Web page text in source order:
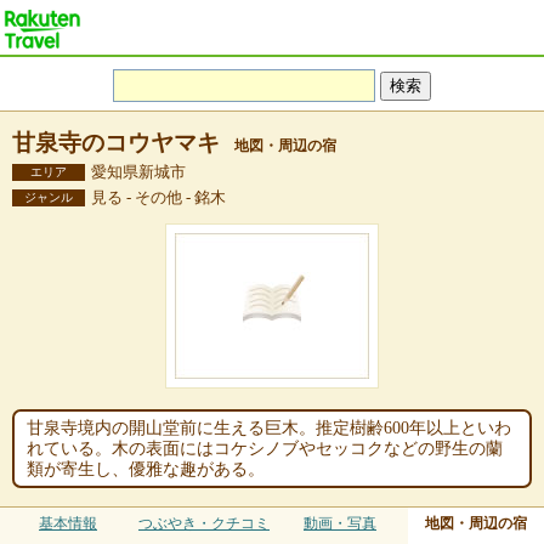
甘泉寺のコウヤマキ 地図・周辺の宿
エリア 愛知県新城市
ジャンル 見る - その他 - 銘木
甘泉寺境内の開山堂前に生える巨木。推定樹齢600年以上といわ
れている。木の表面にはコケシノブやセッコクなどの野生の蘭
類が寄生し、優雅な趣がある。
基本情報 つぶやき・クチコミ 動画・写真 地図・周辺の宿